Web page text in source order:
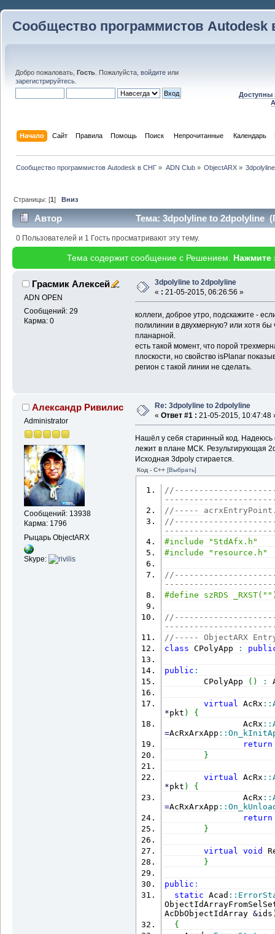
Сообщество программистов Autodesk
Добро пожаловать, Гость . Пожалуйста, войдите или
зарегистрируйтесь
Доступны
Начало Сайт Правила Помощь Поиск Непрочитанные Календарь
Сообщество программистов Autodesk в СНГ » ADN Club» ObjectARX»
Страницы: [1]Вниз
Автор Тема: 3dpolyline to 2dpolyline
0 Пользователей и 1 Гость просматривают эту тему.
Тема содержит сообщение с Решением. Нажмите
Грасмик Алексей
ADN OPEN
Сообщений: 29
Карма: 0
3dpolyline to 2dpolyline
« : 21-05-2015, 06:26:56 »
коллеги, доброе утро, подскажите -
полилинии в двухмерную? или хотя
планарной.
есть такой момент, что порой
плоскости, но свойство isPlanar
регион с такой линии не сделать.
Александр Ривилис
Administrator
Сообщений: 13938
Карма: 1796
Рыцарь ObjectARX
Skype:
Re: 3dpolyline to 2dpolyline
« Ответ #1 : 21-05-2015, 10:47:48
Нашёл у себя старинный код. Надеюсь
лежит в плане МСК. Результирующая
Исходная 3dpoly стирается.
Код - C++ [Выбрать]
//-----
#include "StdAfx.h"
#include "resource.h"
#define szRDS
//----- ObjectARX
class CPolyApp :
public :
CPolyApp
( ) :
virtual AcRx ::
*pkt )
{
AcRx ::
=AcRxArxApp ::
return
}
virtual AcRx ::
*pkt )
{
AcRx ::
=AcRxArxApp ::
return
}
virtual void
}
public :
static Acad ::
AcDbObjectIdArray &ids
{